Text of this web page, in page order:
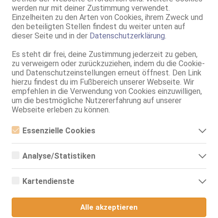
werden nur mit deiner Zustimmung verwendet.
Einzelheiten zu den Arten von Cookies, ihrem Zweck und
den beteiligten Stellen findest du weiter unten auf
dieser Seite und in der Datenschutzerklärung.
Es steht dir frei, deine Zustimmung jederzeit zu geben,
zu verweigern oder zurückzuziehen, indem du die Cookie-
und Datenschutzeinstellungen erneut öffnest. Den Link
hierzu findest du im Fußbereich unserer Webseite. Wir
empfehlen in die Verwendung von Cookies einzuwilligen,
um die bestmögliche Nutzererfahrung auf unserer
Webseite erleben zu können.
Essenzielle Cookies
Essenzielle Cookies sind alle notwendigen Cookies, die für den
ermöglicht werden. Die Webseite kann ohne diese Cookies nicht
Analyse/Statistiken
Analyse- bzw. Statistikcookies sind Cookies, die der Analyse der
Zugriffsstatistiken dienen. Sie helfen den Webseiten-Besitzern zu
Informationen anonym gesammelt und gemeldet werden.
Kartendienste
Wenn Sie Google Maps auf unserer Webseite nutzen, können
Alle akzeptieren
ZK, 69, GF6, NSa, NSp, BV, MFF
Bremen
0.8km, Große Weidestr. 7
24 Jahre, 85B, KF 34/36, 1.72m, 65 kg, total rasiert, deutsch
ZK, AV, 69, GF6, DT, NSa, Franz b. Ihr
Bremen
Ana & Sara
1.5km, Woltmershauser Allee 28
Alice– Nur auf WhatsApp GF6
23 Jahre, 75A, KF 34/36, 1.60m, 54 kg, total rasiert, osteuropäisch
Bremen
1.5km, Woltmershauser Allee 28